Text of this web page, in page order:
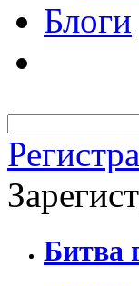
Блоги
Битва